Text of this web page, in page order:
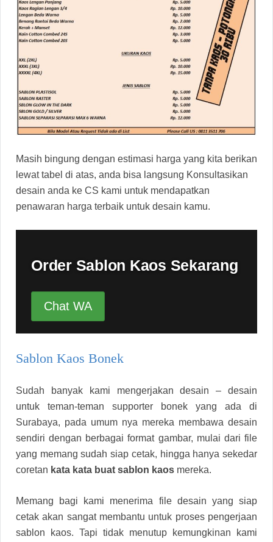
Masih bingung dengan estimasi harga yang kita berikan
lewat tabel di atas, anda bisa langsung Konsultasikan
desain anda ke CS kami untuk mendapatkan
penawaran harga terbaik untuk desain kamu.
Order Sablon Kaos Sekarang
Chat WA
Sablon Kaos Bonek
Sudah banyak kami mengerjakan desain – desain
untuk teman-teman supporter bonek yang ada di
Surabaya, pada umum nya mereka membawa desain
sendiri dengan berbagai format gambar, mulai dari file
yang memang sudah siap cetak, hingga hanya sekedar
coretan kata kata buat sablon kaos mereka.
Memang bagi kami menerima file desain yang siap
cetak akan sangat membantu untuk proses pengerjaan
sablon kaos. Tapi tidak menutup kemungkinan kami